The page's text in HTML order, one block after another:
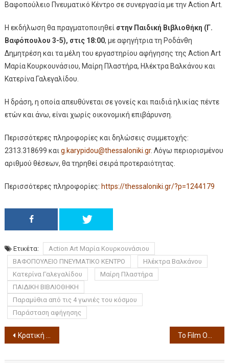
Βαφοπούλειο Πνευματικό Κέντρο σε συνεργασία με την Action Art.
Η εκδήλωση θα πραγματοποιηθεί στην Παιδική Βιβλιοθήκη (Γ.
Βαφόπουλου 3-5), στις 18:00, με αφηγήτρια τη Ροδάνθη
Δημητρέση και τα μέλη του εργαστηρίου αφήγησης της Action Art
Μαρία Κουρκουνάσιου, Μαίρη Πλαστήρα, Ηλέκτρα Βαλκάνου και
Κατερίνα Γαλεγαλίδου.
Η δράση, η οποία απευθύνεται σε γονείς και παιδιά ηλικίας πέντε
ετών και άνω, είναι χωρίς οικονομική επιβάρυνση.
Περισσότερες πληροφορίες και δηλώσεις συμμετοχής:
2313.318699 καιg.karypidou@thessaloniki.gr. Λόγω περιορισμένου
αριθμού θέσεων, θα τηρηθεί σειρά προτεραιότητας.
Περισσότερες πληροφορίες: https://thessaloniki.gr/?p=1244179
Ετικέτα:
Action Art Μαρία Κουρκουνάσιου
ΒΑΦΟΠΟΥΛΕΙΟ ΠΝΕΥΜΑΤΙΚΟ ΚΕΝΤΡΟ
Ηλέκτρα Βαλκάνου
Κατερίνα Γαλεγαλίδου
Μαίρη Πλαστήρα
ΠΑΙΔΙΚΗ ΒΙΒΛΙΟΘΗΚΗ
Παραμύθια από τις 4 γωνιές του κόσμου
Παράσταση αφήγησης
Κρατική Ορχήστρα Θεσσαλονίκης και το Μέγαρο Μουσικής Θεσσαλονίκης υποδέχονται τον πολυτάλαντο καλλιτέχνη Julian Rachlin την Πέμπτη 27 Φεβρουαρίου 2025 και ώρα 20:30 Το Film Office της Περιφέρειας Κεντρικής Μακεδονίας στο European Film Market του Διεθνούς Φεστιβάλ Κινηματογράφου του Βερολίνου